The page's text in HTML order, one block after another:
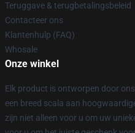
Teruggave & terugbetalingsbeleid
Contacteer ons
Klantenhulp (FAQ)
Whosale
Onze winkel
Elk product is ontworpen door
een breed scala aan
zijn niet alleen voor u om uw